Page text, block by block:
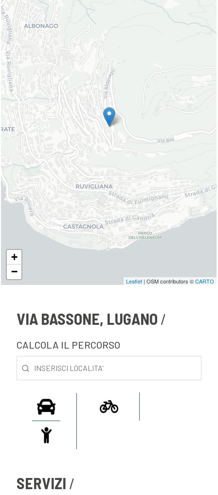
+
−
Leaflet | OSM contributors ©CARTO
VIA BASSONE, LUGANO
CALCOLA IL PERCORSO
SERVIZI